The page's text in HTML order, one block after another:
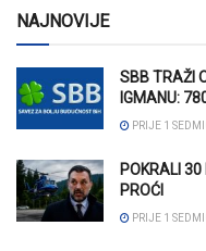
NAJNOVIJE
SBB TRAŽI
IGMANU:
PRIJE 1
POKRALI 30
PROĆI
PRIJE 1